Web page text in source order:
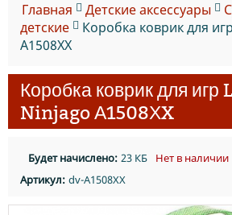
Главная Детские аксессуары
детские
Коробка коврик для
А1508ХX
Коробка коврик для игр
Ninjago А1508ХX
Будет начислено: 23 КБ
Нет в наличии
Артикул: dv-А1508ХX